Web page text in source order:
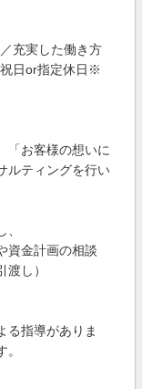
充実した働き方
日or指定休日※
「お客様の想いに
ルティングを行い
資金計画の相談
し）
る指導がありま